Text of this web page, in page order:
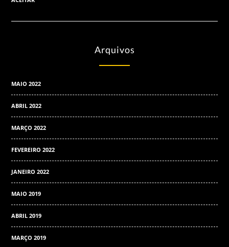
Arquivos
MAIO 2022
ABRIL 2022
MARÇO 2022
FEVEREIRO 2022
JANEIRO 2022
MAIO 2019
ABRIL 2019
MARÇO 2019